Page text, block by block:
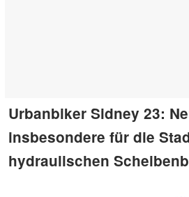
Urbanbiker Sidney 23:
insbesondere für die
hydraulischen